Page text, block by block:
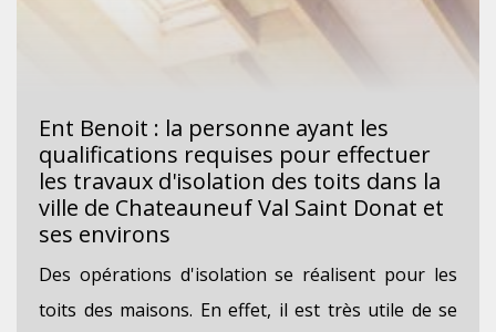
Ent Benoit : la personne ayant les
qualifications requises pour effectuer
les travaux d'isolation des toits dans la
ville de Chateauneuf Val Saint Donat et
ses environs
Des opérations d'isolation se réalisent pour les
toits des maisons. En effet, il est très utile de se